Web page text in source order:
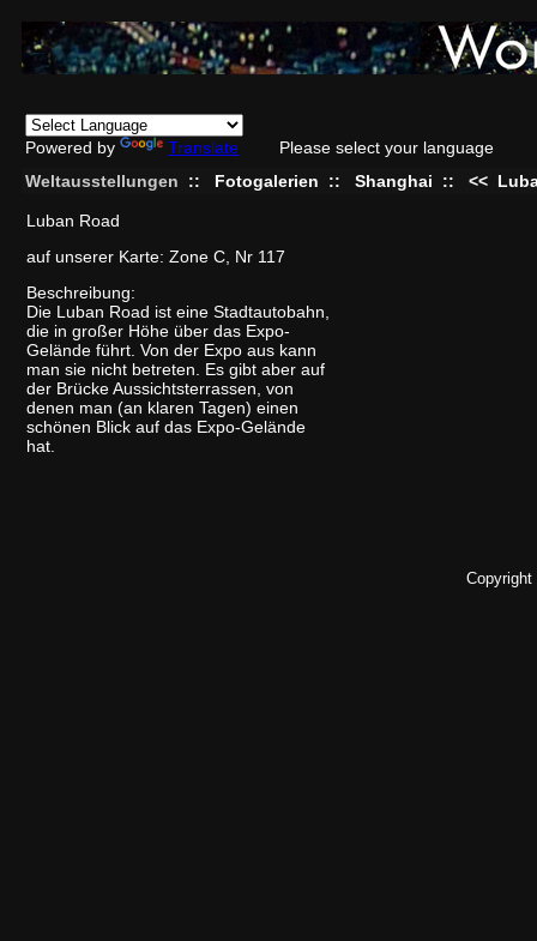
Powered by Translate
Please select your language
Weltausstellungen
:: Fotogalerien :: Shanghai :: <<
Luban Road
auf unserer Karte: Zone C, Nr 117
Beschreibung:
Die Luban Road ist eine Stadtautobahn,
die in großer Höhe über das Expo-
Gelände führt. Von der Expo aus kann
man sie nicht betreten. Es gibt aber auf
der Brücke Aussichtsterrassen, von
denen man (an klaren Tagen) einen
schönen Blick auf das Expo-Gelände
hat.